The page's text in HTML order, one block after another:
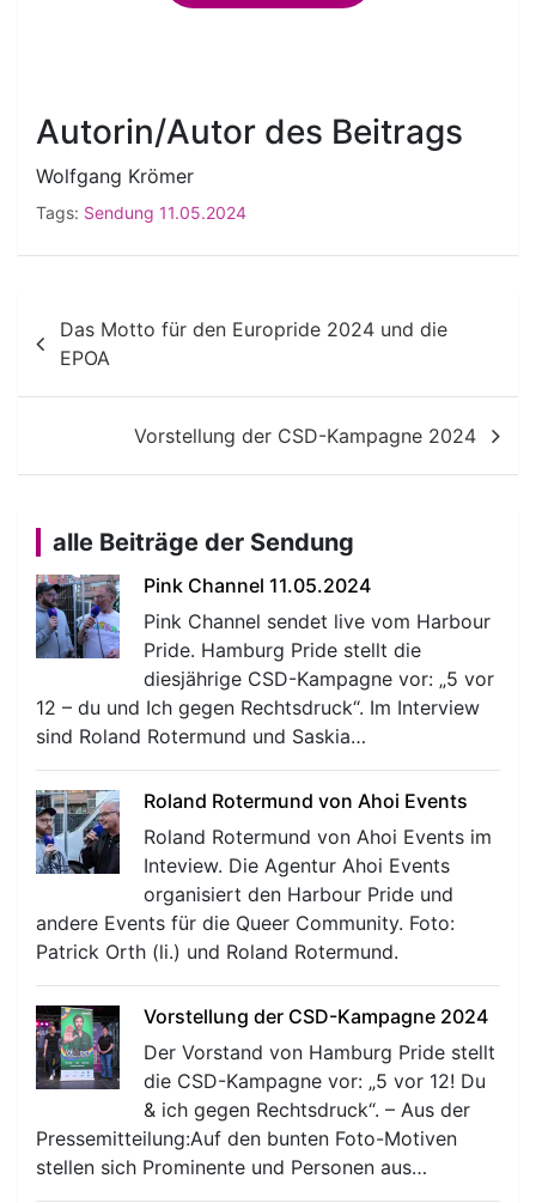
Autorin/Autor des Beitrags
Wolfgang Krömer
Tags: Sendung 11.05.2024
Beitragsnavigation
Das Motto für den Europride 2024 und die
EPOA
Vorstellung der CSD-Kampagne 2024
alle Beiträge der Sendung
Pink Channel 11.05.2024
Pink Channel sendet live vom Harbour
Pride. Hamburg Pride stellt die
diesjährige CSD-Kampagne vor: „5 vor
12 – du und Ich gegen Rechtsdruck“. Im Interview
sind Roland Rotermund und Saskia…
Roland Rotermund von Ahoi Events
Roland Rotermund von Ahoi Events im
Inteview. Die Agentur Ahoi Events
organisiert den Harbour Pride und
andere Events für die Queer Community. Foto:
Patrick Orth (li.) und Roland Rotermund.
Vorstellung der CSD-Kampagne 2024
Der Vorstand von Hamburg Pride stellt
die CSD-Kampagne vor: „5 vor 12! Du
& ich gegen Rechtsdruck“. – Aus der
Pressemitteilung:Auf den bunten Foto-Motiven
stellen sich Prominente und Personen aus…